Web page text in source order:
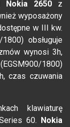
Nokia 2650 z
wyposażony
w III kw.
obsługuje
wynosi 3h,
(EGSM900/1800)
czas czuwania
klawiaturę
60.
Nokia